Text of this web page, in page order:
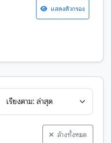
แสดงตัวกรอง
ล้างทั้งหมด